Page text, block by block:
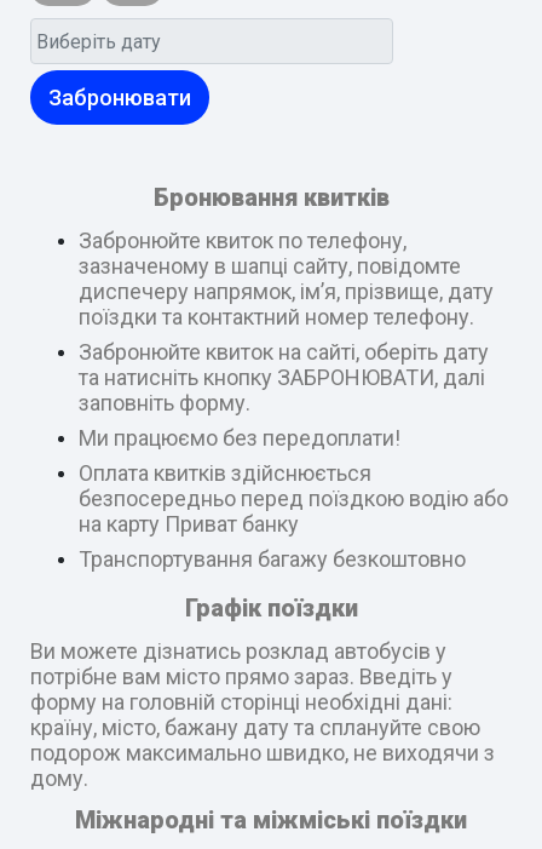
Забронювати
Бронювання квитків
Забронюйте квиток по телефону,
зазначеному в шапці сайту, повідомте
диспечеру напрямок, ім’я, прізвище, дату
поїздки та контактний номер телефону.
Забронюйте квиток на сайті, оберіть дату
та натисніть кнопку ЗАБРОНЮВАТИ, далі
заповніть форму.
Ми працюємо без передоплати!
Оплата квитків здійснюється
безпосередньо перед поїздкою водію або
на карту Приват банку
Транспортування багажу безкоштовно
Графік поїздки
Ви можете дізнатись розклад автобусів у
потрібне вам місто прямо зараз. Введіть у
форму на головній сторінці необхідні дані:
країну, місто, бажану дату та сплануйте свою
подорож максимально швидко, не виходячи з
дому.
Міжнародні та міжміські поїздки